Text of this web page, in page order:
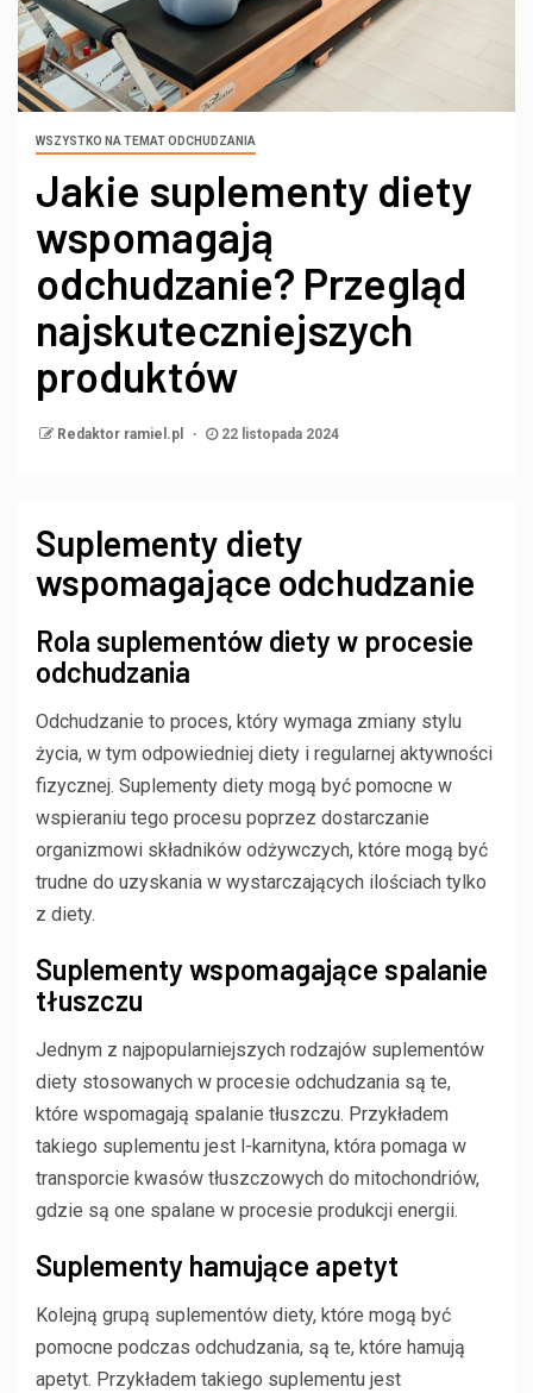
WSZYSTKO NA TEMAT ODCHUDZANIA
Jakie suplementy diety
wspomagają
odchudzanie? Przegląd
najskuteczniejszych
produktów
Redaktor ramiel.pl 22 listopada 2024
Suplementy diety
wspomagające odchudzanie
Rola suplementów diety w procesie
odchudzania
Odchudzanie to proces, który wymaga zmiany stylu
życia, w tym odpowiedniej diety i regularnej aktywności
fizycznej. Suplementy diety mogą być pomocne w
wspieraniu tego procesu poprzez dostarczanie
organizmowi składników odżywczych, które mogą być
trudne do uzyskania w wystarczających ilościach tylko
z diety.
Suplementy wspomagające spalanie
tłuszczu
Jednym z najpopularniejszych rodzajów suplementów
diety stosowanych w procesie odchudzania są te,
które wspomagają spalanie tłuszczu. Przykładem
takiego suplementu jest l-karnityna, która pomaga w
transporcie kwasów tłuszczowych do mitochondriów,
gdzie są one spalane w procesie produkcji energii.
Suplementy hamujące apetyt
Kolejną grupą suplementów diety, które mogą być
pomocne podczas odchudzania, są te, które hamują
apetyt. Przykładem takiego suplementu jest